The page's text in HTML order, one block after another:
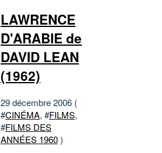
LAWRENCE
D'ARABIE de
DAVID LEAN
(1962)
29 décembre 2006 (
#CINÉMA, #FILMS,
#FILMS DES
ANNÉES 1960)